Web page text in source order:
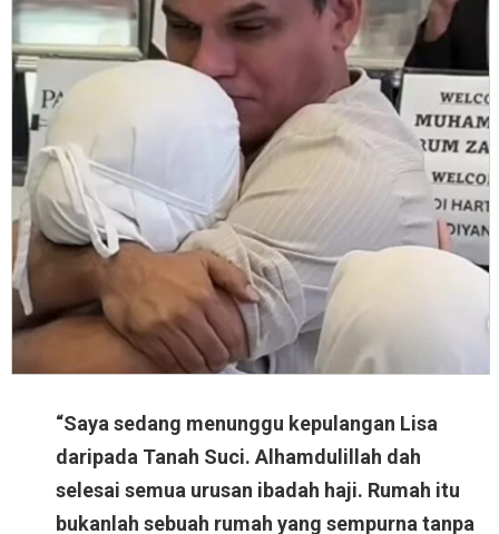
“Saya sedang menunggu kepulangan Lisa
daripada Tanah Suci. Alhamdulillah dah
selesai semua urusan ibadah haji. Rumah itu
bukanlah sebuah rumah yang sempurna tanpa